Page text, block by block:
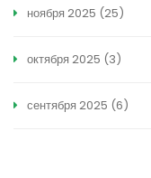
ноября 2025 (25)
октября 2025 (3)
сентября 2025 (6)